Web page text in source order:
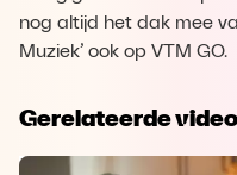
nog altijd het dak mee
Muziek’ ook op VTM GO.
Gerelateerde